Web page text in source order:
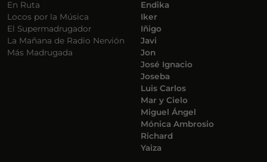
En Ruta
Locos por la Música
El Supermadrugador
La Mañana de Radio Nervión
Más Madrugada
Endika
Iker
Iñigo
Javi
Jon
José Ignacio
Joseba
Luis Carlos
Mar y Cielo
Miguel Ángel
Mónica Ambrosio
Richard
Yaiza